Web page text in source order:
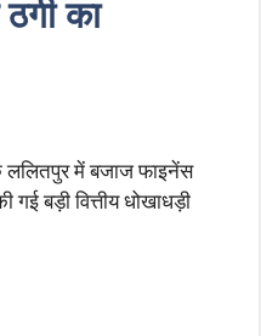
का
में बजाज फाइनेंस
बड़ी वित्तीय धोखाधड़ी